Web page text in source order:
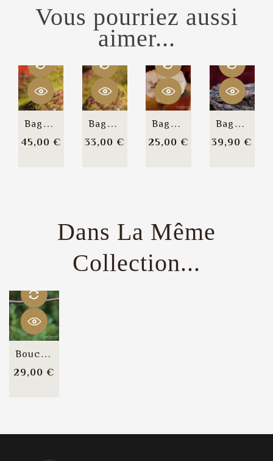
Vous pourriez aussi
aimer...
Bague Elfique "Iluisà"
45,00 €
Bague "Erienda"
33,00 €
Bague Elfique / Art Nouveau...
25,00 €
Bague Florale "Sierra"
39,90 €
Dans La Même
Collection...
Boucles D'Oreilles "Clover"
29,00 €